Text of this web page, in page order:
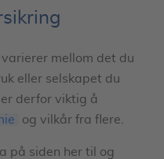
mellom det du
eller selskapet du
derfor viktig å
og vilkår fra flere.
på siden her til og